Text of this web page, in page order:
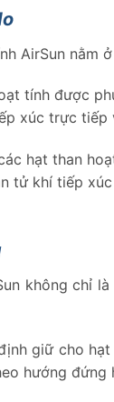
AirSun nằm
tính được
xúc trực tiếp
hạt than
tử khí tiếp
không chỉ
giữ cho
hướng